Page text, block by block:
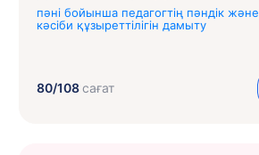
пәні бойынша педагогтің пәндік және
кәсіби құзыреттілігін дамыту
80/108сағат